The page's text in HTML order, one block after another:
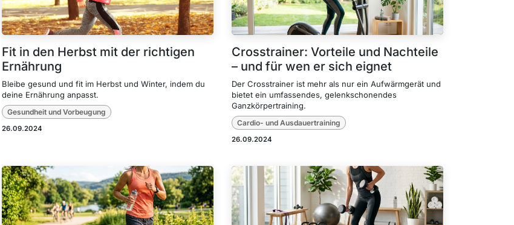
Fit in den Herbst mit der richtigen
Ernährung
Bleibe gesund und fit im Herbst und Winter, indem du
deine Ernährung anpasst.
Gesundheit und Vorbeugung
26.09.2024
Crosstrainer: Vorteile und Nachteile
– und für wen er sich eignet
Der Crosstrainer ist mehr als nur ein Aufwärmgerät und
bietet ein umfassendes, gelenkschonendes
Ganzkörpertraining.
Cardio- und Ausdauertraining
26.09.2024